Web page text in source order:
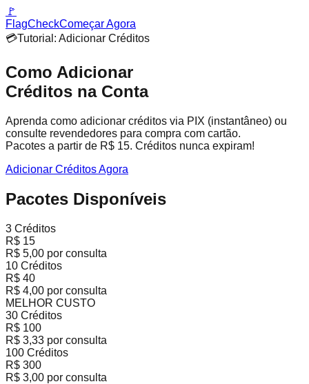
🚩
FlagCheckComeçar Agora
💳Tutorial: Adicionar Créditos
Como Adicionar
Créditos na Conta
Aprenda como adicionar créditos via PIX (instantâneo) ou
consulte revendedores para compra com cartão.
Pacotes a partir de R$ 15. Créditos nunca expiram!
Adicionar Créditos Agora
Pacotes Disponíveis
3 Créditos
R$ 15
R$ 5,00 por consulta
10 Créditos
R$ 40
R$ 4,00 por consulta
MELHOR CUSTO
30 Créditos
R$ 100
R$ 3,33 por consulta
100 Créditos
R$ 300
R$ 3,00 por consulta